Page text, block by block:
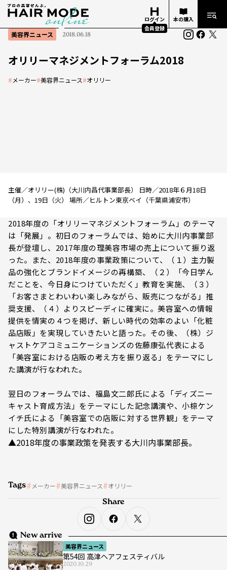
ログイン
会員登録
本の購入
美容界ニュース 2018.06.18
オリリーマネジメントフォーラム2018
# メーカー#美容界ニュース#オリリー
主催／オリリー(株)（大川内昌代事業部長） 日時／2018年６月18日
（月）、19日（火） 場所／ヒルトン東京ベイ（千葉県浦安市）
2018年度の「オリリーマネジメントフォーラム」のテーマ
は「発展」。初日のフォーラムでは、始めに大川内事業部
長が登壇し、2017年度の理美容市場の売上について振り返
った。また、2018年度の事業政策について、（１）主力製
品の強化とブランドイメージの再構築、（２）「今日学ん
だことを、今日身につけていただく」教育を実施、（３）
「お客さまとわいわい楽しみながら、販売につながる」推
奨支援、（４）よりスピーディに確実に。美容室への情報
提供を情実の４つを掲げ、新しい時代の効率のよい「化粧
品店販」を実現していきたいと語った。その後、（株）ジ
ャストケアコミュニケーションズの佐藤康弘代表による
「美容室における店販の考え方を振り返る」をテーマにし
た講演が行なわれた。
翌日のフォーラムでは、福島文二郎氏による「ディズニー
キャスト育成方法」をテーマにした記念講演や、小椋ケン
イチ氏による「美容室での店販に対する世界観」をテーマ
にした特別講演が行なわれた。
▲2018年度の事業政策を発表する大川内事業部長。
Tags メーカー 美容界ニュース オリリー
New arrive
美容界ニュース
第54回 高津ヘアフェスティバル
2020.10.29
Share